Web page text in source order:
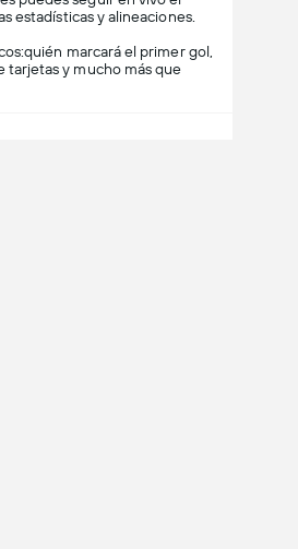
estadísticas y alineaciones.
marcará el primer gol,
tarjetas y mucho más que